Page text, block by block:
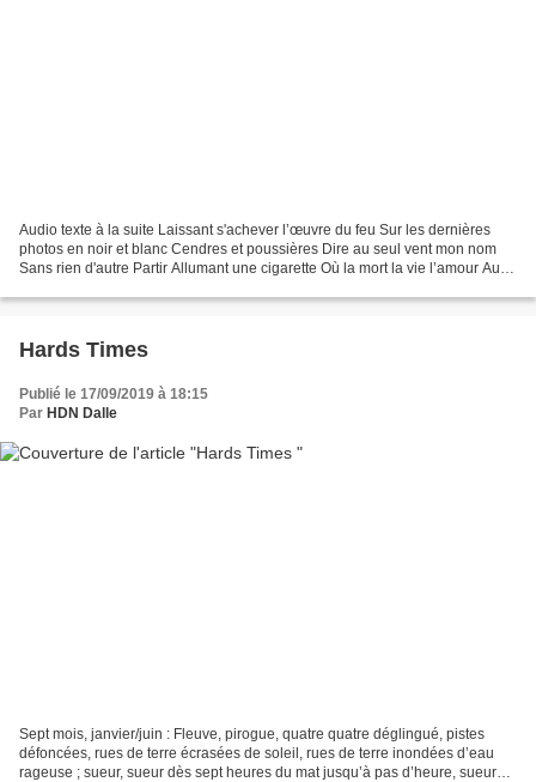
Audio texte à la suite Laissant s'achever l’œuvre du feu Sur les dernières
photos en noir et blanc Cendres et poussières Dire au seul vent mon nom
Sans rien d'autre Partir Allumant une cigarette Où la mort la vie l’amour Au
Hards Times
Publié le 17/09/2019 à 18:15
Par HDN Dalle
Sept mois, janvier/juin : Fleuve, pirogue, quatre quatre déglingué, pistes
défoncées, rues de terre écrasées de soleil, rues de terre inondées d’eau
rageuse ; sueur, sueur dès sept heures du mat jusqu’à pas d’heure, sueur